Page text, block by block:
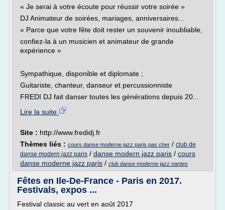
« Je serai à votre écoute pour réussir votre soirée »
DJ Animateur de soirées, mariages, anniversaires...
« Parce que votre fête doit rester un souvenir inoubliable,
confiez-la à un musicien et animateur de grande
expérience »
Sympathique, disponible et diplomate ;
Guitariste, chanteur, danseur et percussionniste
FREDI DJ fait danser toutes les générations depuis 20...
Lire la suite
Site : http://www.fredidj.fr
Thèmes liés : cours danse moderne jazz paris pas cher / club de
danse modern jazz paris / danse modern jazz paris / cours
danse moderne jazz paris / club danse moderne jazz nantes
Fêtes en Ile-De-France - Paris en 2017.
Festivals, expos ...
Festival classic au vert en août 2017